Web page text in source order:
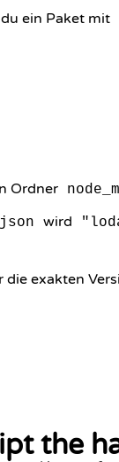
ein Paket mit
Ordner
wird
die exakten
the